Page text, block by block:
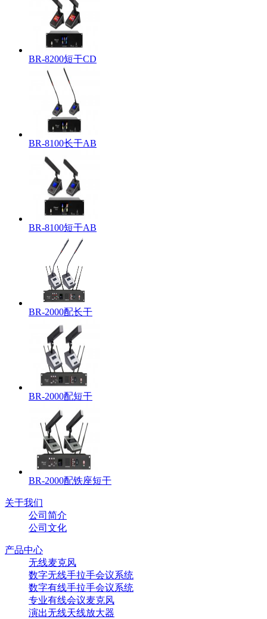
BR-8200短干CD
BR-8100长干AB
BR-8100短干AB
BR-2000配长干
BR-2000配短干
BR-2000配铁座短干
关于我们
公司简介
公司文化
产品中心
无线麦克风
数字无线手拉手会议系统
数字有线手拉手会议系统
专业有线会议麦克风
演出无线天线放大器